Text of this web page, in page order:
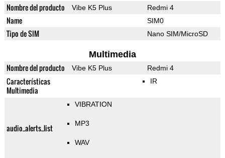
Nombre del producto Vibe K5 Plus Redmi 4
Name SIM0
Tipo de SIM Nano SIM/MicroSD
Multimedia
Nombre del producto Vibe K5 Plus Redmi 4
Características
Multimedia
IR
audio_alerts_list
VIBRATION
MP3
WAV